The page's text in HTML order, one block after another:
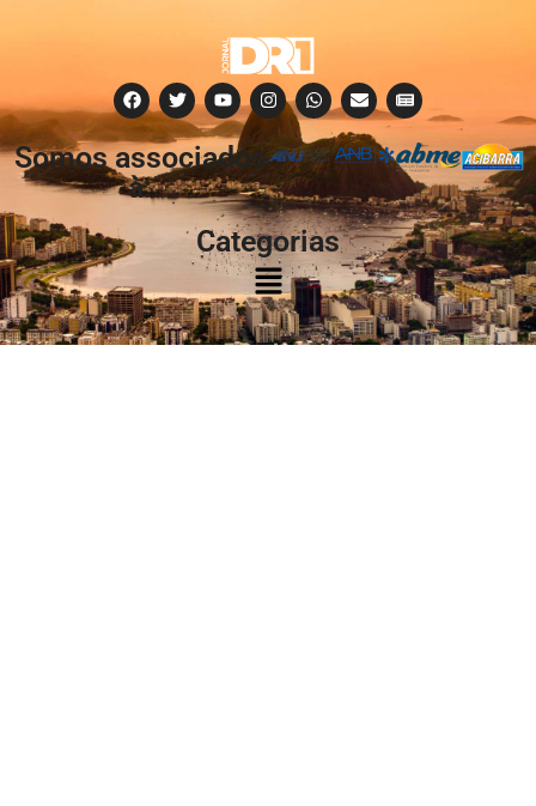
Somos associados
à:
Categorias